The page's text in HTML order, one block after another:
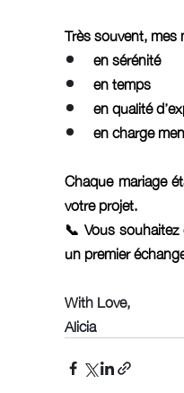
Très souvent, mes
en sérénité
en temps
en qualité
en charge
Chaque mariage
votre projet.
📞 Vous
un premier
With Love,
Alicia